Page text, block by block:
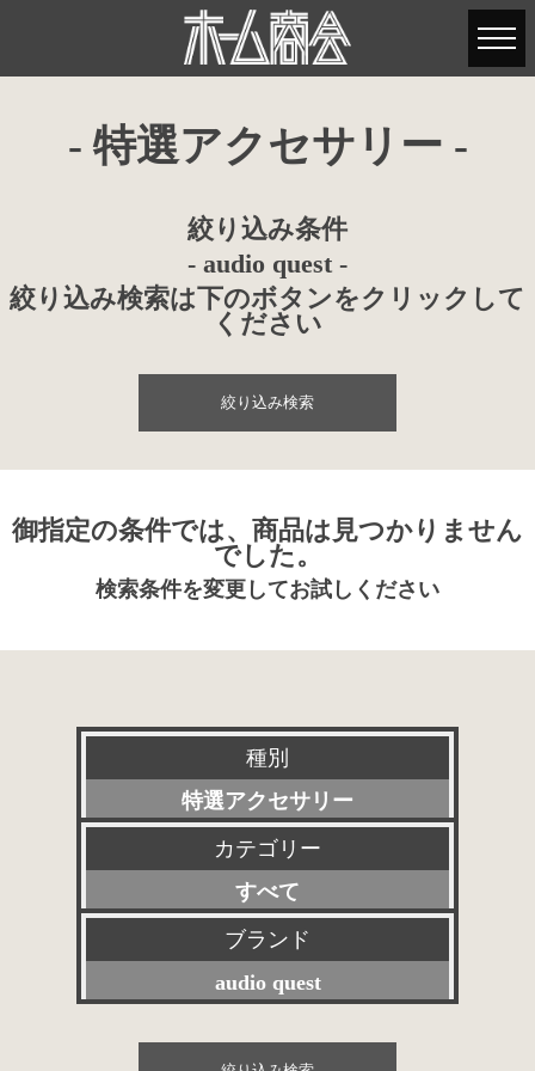
- 特選アクセサリー -
絞り込み条件
- audio quest -
絞り込み検索は下のボタンをクリックして
ください
絞り込み検索
御指定の条件では、商品は見つかりません
でした。
検索条件を変更してお試しください
種別
特選アクセサリー
新品
委託販売品
特価品
その他委託販売品
カテゴリー
すべて
プリアンプ
パワーアンプ
プリメインアンプ
ブランド
audio quest